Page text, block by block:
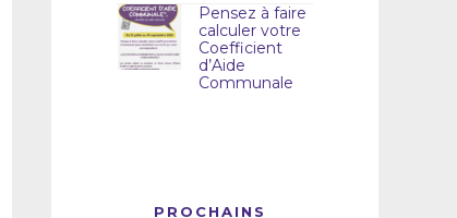
Pensez à faire
calculer votre
Coefficient
d’Aide
Communale
PROCHAINS